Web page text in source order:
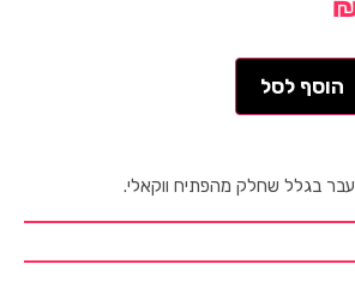
הוסף לסל
בגלל שחלק מהפתיח ווקאלי.